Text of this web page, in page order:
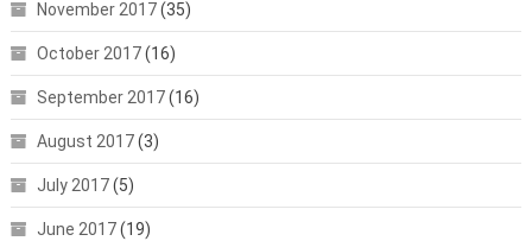
November 2017(35)
October 2017(16)
September 2017(16)
August 2017(3)
July 2017(5)
June 2017(19)